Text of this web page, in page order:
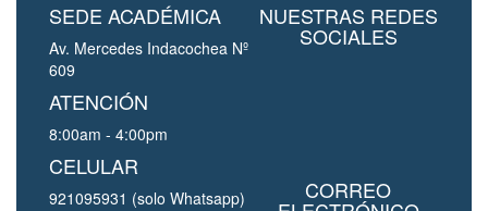
SEDE ACADÉMICA
Av. Mercedes Indacochea Nº
609
ATENCIÓN
8:00am - 4:00pm
CELULAR
921095931 (solo Whatsapp)
NUESTRAS REDES
SOCIALES
CORREO